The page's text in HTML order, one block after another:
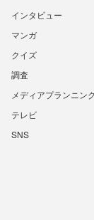
インタビュー
マンガ
クイズ
調査
メディアプランニン
テレビ
SNS